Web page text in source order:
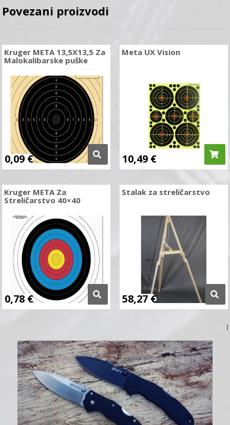
Povezani proizvodi
Kruger META 13,5X13,5 Za
Malokalibarske puške
0,09 €
Meta UX Vision
10,49 €
Kruger META Za
Streličarstvo 40×40
0,78 €
Stalak za streličarstvo
58,27 €